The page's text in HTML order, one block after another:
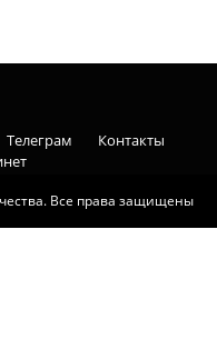
Все права защищены
Телеграм
Контакты